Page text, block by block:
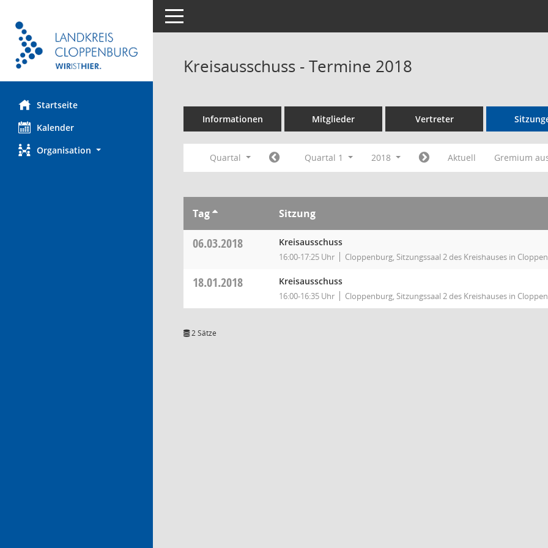
Startseite
Kalender
Organisation
Toggle navigation
Kreisausschuss - Termine 2018
Informationen Mitglieder Vertreter
Quartal Quartal 1 2018 Aktuell Gremium
Tag Sitzung
06.03.2018 Kreisausschuss
16:00-17:25 Uhr Cloppenburg, Sitzungssaal 2 des Kreishauses in
18.01.2018 Kreisausschuss
16:00-16:35 Uhr Cloppenburg, Sitzungssaal 2 des Kreishauses in
2 Sätze